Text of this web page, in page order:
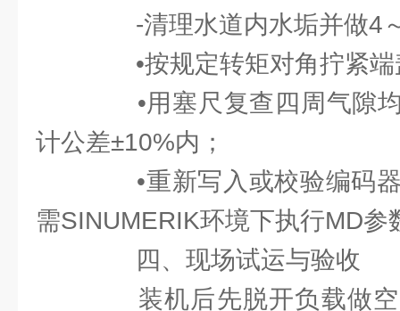
-清理水道内水垢并做4
•按规定转矩对角拧紧端
•用塞尺复查四周气隙均
计公差±10%内；
•重新写入或校验编码器
需SINUMERIK环境下执行MD参
四、现场试运与验收
装机后先脱开负载做空